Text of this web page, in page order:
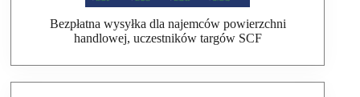
Bezpłatna wysyłka dla najemców powierzchni
handlowej, uczestników targów SCF